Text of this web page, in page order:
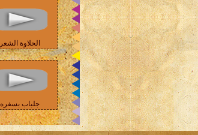
الحلاوة الشعر
جلباب بسفره